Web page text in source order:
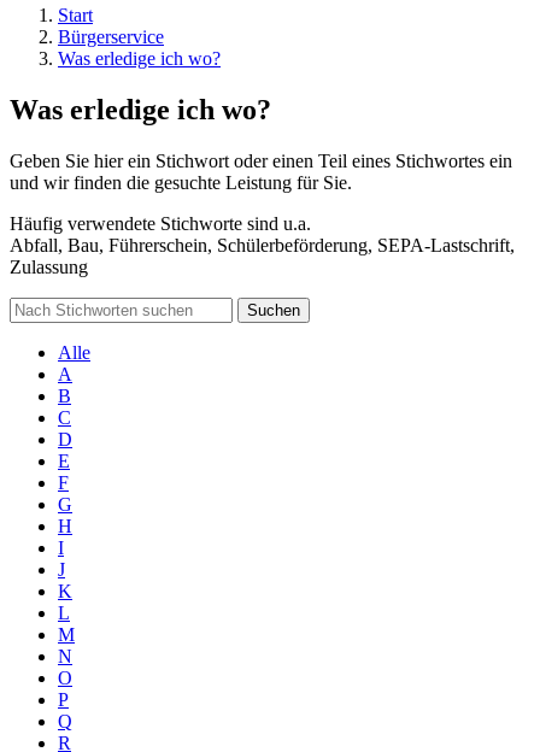
Start
Bürgerservice
Was erledige ich wo?
Was erledige ich wo?
Geben Sie hier ein Stichwort oder einen Teil eines Stichwortes ein
und wir finden die gesuchte Leistung für Sie.
Häufig verwendete Stichworte sind u.a.
Abfall, Bau, Führerschein, Schülerbeförderung, SEPA-Lastschrift,
Zulassung
Suchen
Alle
A
B
C
D
E
F
G
H
I
J
K
L
M
N
O
P
Q
R